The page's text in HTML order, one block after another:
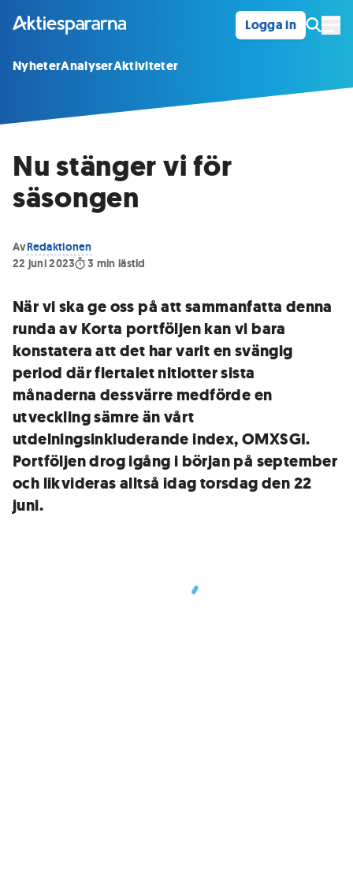
Logga in
NyheterAnalyserAktiviteter
Nu stänger vi för
säsongen
AvRedaktionen
22 juni 2023
3 min lästid
När vi ska ge oss på att sammanfatta denna
runda av Korta portföljen kan vi bara
konstatera att det har varit en svängig
period där flertalet nitlotter sista
månaderna dessvärre medförde en
utveckling sämre än vårt
utdelningsinkluderande index, OMXSGI.
Portföljen drog igång i början på september
och likvideras alltså idag torsdag den 22
juni.